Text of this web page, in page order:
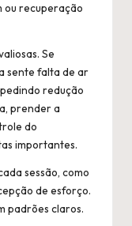
ou recuperação
Se
sente falta de ar
redução
prender a
do
importantes.
sessão, como
de esforço.
padrões claros.